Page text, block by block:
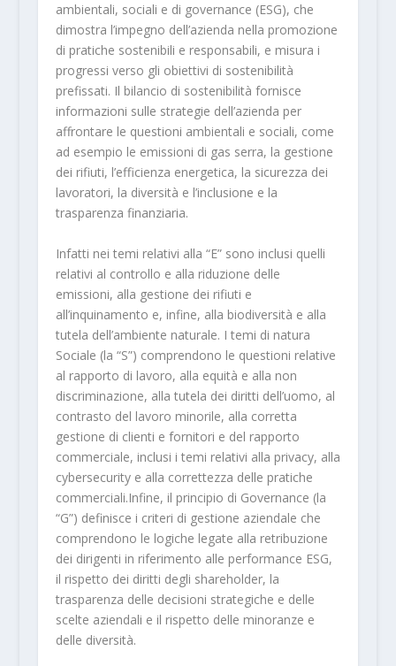
ambientali, sociali e di governance (ESG), che
dimostra l’impegno dell’azienda nella promozione
di pratiche sostenibili e responsabili, e misura i
progressi verso gli obiettivi di sostenibilità
prefissati. Il bilancio di sostenibilità fornisce
informazioni sulle strategie dell’azienda per
affrontare le questioni ambientali e sociali, come
ad esempio le emissioni di gas serra, la gestione
dei rifiuti, l’efficienza energetica, la sicurezza dei
lavoratori, la diversità e l’inclusione e la
trasparenza finanziaria.
Infatti nei temi relativi alla “E” sono inclusi quelli
relativi al controllo e alla riduzione delle
emissioni, alla gestione dei rifiuti e
all’inquinamento e, infine, alla biodiversità e alla
tutela dell’ambiente naturale. I temi di natura
Sociale (la “S”) comprendono le questioni relative
al rapporto di lavoro, alla equità e alla non
discriminazione, alla tutela dei diritti dell’uomo, al
contrasto del lavoro minorile, alla corretta
gestione di clienti e fornitori e del rapporto
commerciale, inclusi i temi relativi alla privacy, alla
cybersecurity e alla correttezza delle pratiche
commerciali.Infine, il principio di Governance (la
“G”) definisce i criteri di gestione aziendale che
comprendono le logiche legate alla retribuzione
dei dirigenti in riferimento alle performance ESG,
il rispetto dei diritti degli shareholder, la
trasparenza delle decisioni strategiche e delle
scelte aziendali e il rispetto delle minoranze e
delle diversità.